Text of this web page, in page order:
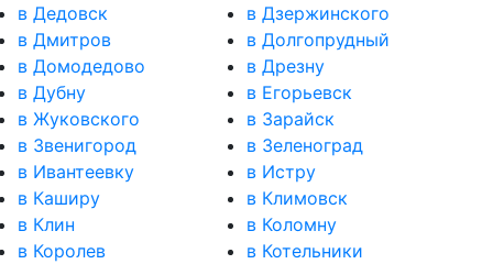
в Дедовск
в Дзержинского
в Дмитров
в Долгопрудный
в Домодедово
в Дрезну
в Дубну
в Егорьевск
в Жуковского
в Зарайск
в Звенигород
в Зеленоград
в Ивантеевку
в Истру
в Каширу
в Климовск
в Клин
в Коломну
в Королев
в Котельники